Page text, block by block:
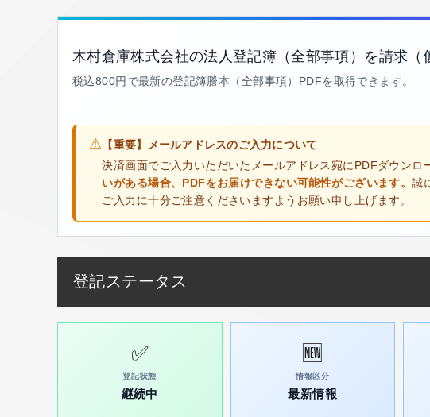
木村倉庫株式会社の法人登記簿（全部事項）を請求（
税込800円で最新の登記簿謄本（全部事項）PDFを取得できます。
⚠ 【重要】メールアドレスのご入力について
決済画面でご入力いただいたメールアドレス宛にPDFダウンロ
いがある場合、PDFをお届けできない可能性がございます。誠
ご入力に十分ご注意くださいますようお願い申し上げます。
登記ステータス
✅
登記状態
継続中
🆕
情報区分
最新情報